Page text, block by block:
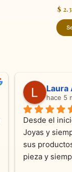
$
Laura
hace 5
Desde el
Joyas y
sus
pieza y